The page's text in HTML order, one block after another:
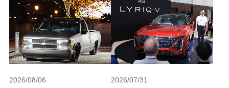
2026/08/06 2026/07/31